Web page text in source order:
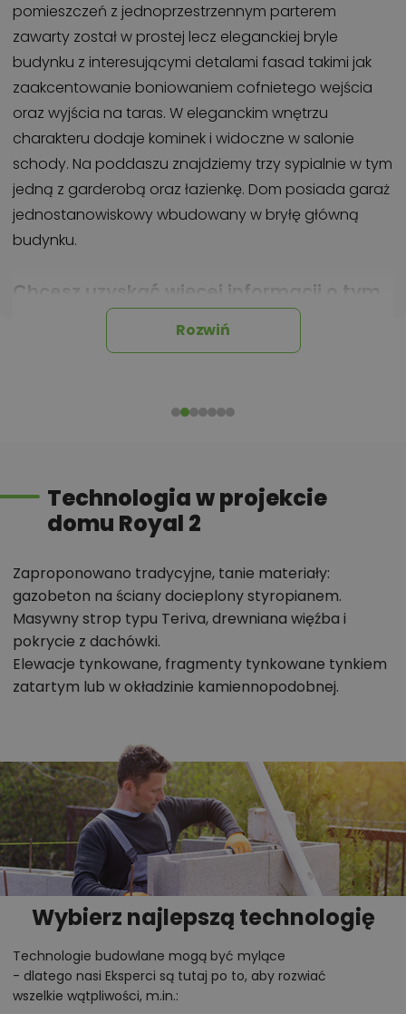
pomieszczeń z jednoprzestrzennym parterem
zawarty został w prostej lecz eleganckiej bryle
budynku z interesującymi detalami fasad takimi jak
zaakcentowanie boniowaniem cofnietego wejścia
oraz wyjścia na taras. W eleganckim wnętrzu
charakteru dodaje kominek i widoczne w salonie
schody. Na poddaszu znajdziemy trzy sypialnie w tym
jedną z garderobą oraz łazienkę. Dom posiada garaż
jednostanowiskowy wbudowany w bryłę główną
budynku.
Chcesz uzyskać więcej informacji o tym
projekcie, na przykład:
polecane przez architekta zmiany,
projekty podobne - o zbliżonym układzie lub
informacje szczegółowe - np. wymiary
pomieszczeń, instalacje, materiały?
Zadzwoń52 384 49 90lub NAPISZ
Rozwiń
Technologia w projekcie
domu Royal 2
Zaproponowano tradycyjne, tanie materiały:
gazobeton na ściany docieplony styropianem.
Masywny strop typu Teriva, drewniana więźba i
pokrycie z dachówki.
Elewacje tynkowane, fragmenty tynkowane tynkiem
zatartym lub w okładzinie kamiennopodobnej.
Wybierz najlepszą technologię
Technologie budowlane mogą być mylące
- dlatego nasi Eksperci są tutaj po to, aby rozwiać
wszelkie wątpliwości, m.in.: